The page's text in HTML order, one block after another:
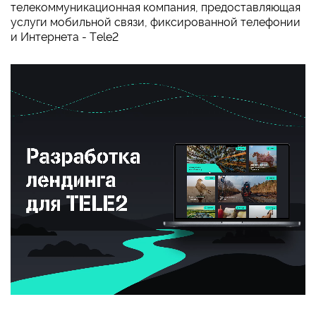
телекоммуникационная компания, предоставляющая
услуги мобильной связи, фиксированной телефонии
и Интернета - Tele2